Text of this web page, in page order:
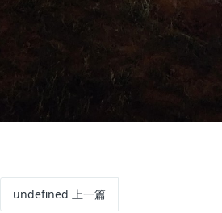
undefined 上一篇